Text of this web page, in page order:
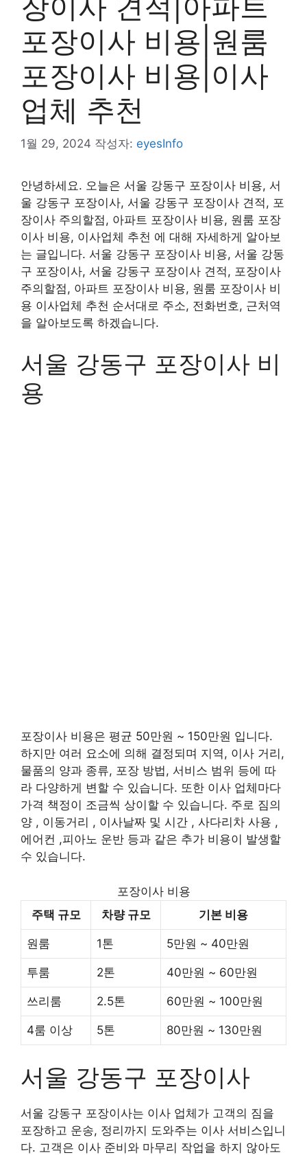
포장이사 비용|원룸
포장이사 비용|이사
업체 추천
1월 29, 2024 작성자: eyesInfo
안녕하세요. 오늘은 서울 강동구 포장이사 비용, 서
울 강동구 포장이사, 서울 강동구 포장이사 견적, 포
장이사 주의할점, 아파트 포장이사 비용, 원룸 포장
이사 비용, 이사업체 추천 에 대해 자세하게 알아보
는 글입니다. 서울 강동구 포장이사 비용, 서울 강동
구 포장이사, 서울 강동구 포장이사 견적, 포장이사
주의할점, 아파트 포장이사 비용, 원룸 포장이사 비
용 이사업체 추천 순서대로 주소, 전화번호, 근처역
을 알아보도록 하겠습니다.
서울 강동구 포장이사 비
용
포장이사 비용은 평균 50만원 ~ 150만원 입니다.
하지만 여러 요소에 의해 결정되며 지역, 이사 거리,
물품의 양과 종류, 포장 방법, 서비스 범위 등에 따
라 다양하게 변할 수 있습니다. 또한 이사 업체마다
가격 책정이 조금씩 상이할 수 있습니다. 주로 짐의
양 , 이동거리 , 이사날짜 및 시간 , 사다리차 사용 ,
에어컨 ,피아노 운반 등과 같은 추가 비용이 발생할
수 있습니다.
포장이사 비용
주택 규모
차량 규모 기본 비용
원룸 1톤 5만원 ~ 40만원
투룸 2톤 40만원 ~ 60만원
쓰리룸 2.5톤 60만원 ~ 100만원
4룸 이상 5톤 80만원 ~ 130만원
서울 강동구 포장이사
서울 강동구 포장이사는 이사 업체가 고객의 짐을
포장하고 운송, 정리까지 도와주는 이사 서비스입니
다. 고객은 이사 준비와 마무리 작업을 하지 않아도